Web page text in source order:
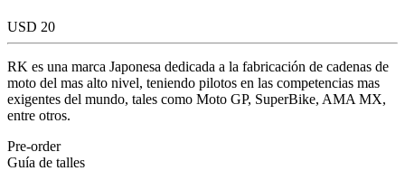
USD 20
RK es una marca Japonesa dedicada a la fabricación de cadenas de
moto del mas alto nivel, teniendo pilotos en las competencias mas
exigentes del mundo, tales como Moto GP, SuperBike, AMA MX,
entre otros.
Pre-order
Guía de talles